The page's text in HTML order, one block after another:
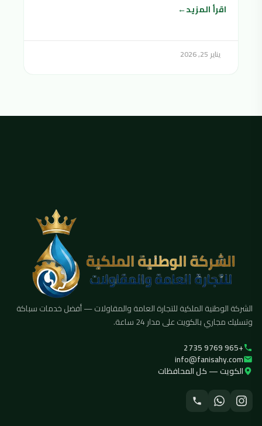
اقرأ المزيد
يناير 25, 2026
الشركة الوطنية الملكية للتجارة العامة والمقاولات — أفضل خدمات سباكة
وتسليك مجاري بالكويت على مدار 24 ساعة.
+965 9769 2735
info@fanisahy.com
الكويت — كل المحافظات